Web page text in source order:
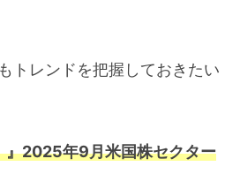
トレンドを把握しておきたい
2025年9月米国株セクター